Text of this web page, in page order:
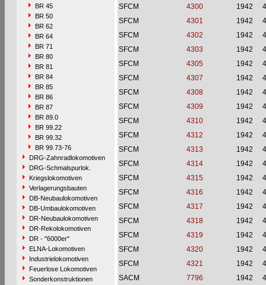
BR 45
BR 50
BR 62
BR 64
BR 71
BR 80
BR 81
BR 84
BR 85
BR 86
BR 87
BR 89.0
BR 99.22
BR 99.32
BR 99.73-76
DRG-Zahnradlokomotiven
DRG-Schmalspurlok.
Kriegslokomotiven
Verlagerungsbauten
DB-Neubaulokomotiven
DB-Umbaulokomotiven
DR-Neubaulokomotiven
DR-Rekolokomotiven
DR - "6000er"
ELNA-Lokomotiven
Industrielokomotiven
Feuerlose Lokomotiven
Sonderkonstruktionen
SFCM
4300 1942
SFCM
4301 1942
SFCM
4302 1942
SFCM
4303 1942
SFCM
4305 1942
SFCM
4307 1942
SFCM
4308 1942
SFCM
4309 1942
SFCM
4310 1942
SFCM
4312 1942
SFCM
4313 1942
SFCM
4314 1942
SFCM
4315 1942
SFCM
4316 1942
SFCM
4317 1942
SFCM
4318 1942
SFCM
4319 1942
SFCM
4320 1942
SFCM
4321 1942
SACM
7796 1942